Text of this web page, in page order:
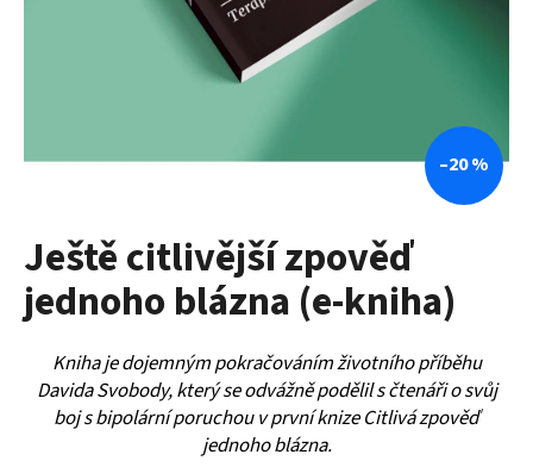
Ještě citlivější zpověď
jednoho blázna (e-kniha)
Kniha je dojemným pokračováním životního příběhu
Davida Svobody, který se odvážně podělil s čtenáři o svůj
boj s bipolární poruchou v první knize Citlivá zpověď
jednoho blázna.
–20 %
?
HLEDAT